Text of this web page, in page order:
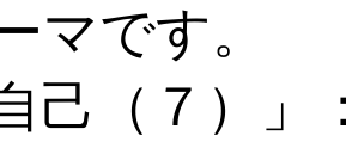
マです。
己（７）